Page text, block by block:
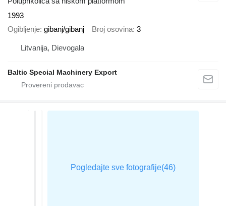
1993
Ogibljenje gibanj/gibanj Broj osovina 3
Litvanija, Dievogala
Baltic Special Machinery Export